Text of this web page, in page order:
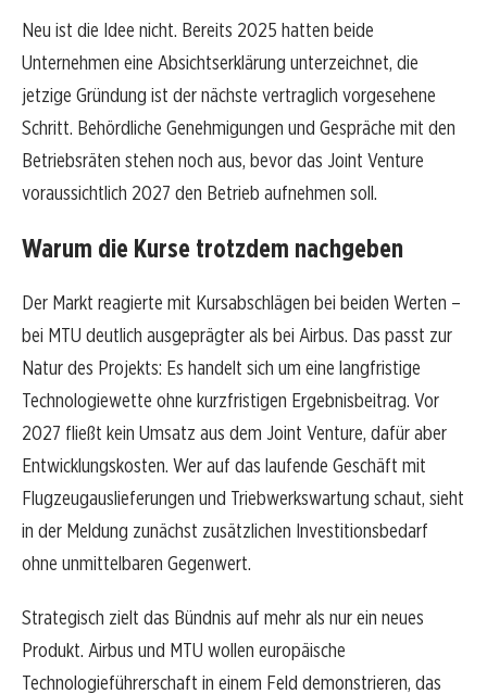
Neu ist die Idee nicht. Bereits 2025 hatten beide
Unternehmen eine Absichtserklärung unterzeichnet, die
jetzige Gründung ist der nächste vertraglich vorgesehene
Schritt. Behördliche Genehmigungen und Gespräche mit den
Betriebsräten stehen noch aus, bevor das Joint Venture
voraussichtlich 2027 den Betrieb aufnehmen soll.
Warum die Kurse trotzdem nachgeben
Der Markt reagierte mit Kursabschlägen bei beiden Werten –
bei MTU deutlich ausgeprägter als bei Airbus. Das passt zur
Natur des Projekts: Es handelt sich um eine langfristige
Technologiewette ohne kurzfristigen Ergebnisbeitrag. Vor
2027 fließt kein Umsatz aus dem Joint Venture, dafür aber
Entwicklungskosten. Wer auf das laufende Geschäft mit
Flugzeugauslieferungen und Triebwerkswartung schaut, sieht
in der Meldung zunächst zusätzlichen Investitionsbedarf
ohne unmittelbaren Gegenwert.
Strategisch zielt das Bündnis auf mehr als nur ein neues
Produkt. Airbus und MTU wollen europäische
Technologieführerschaft in einem Feld demonstrieren, das